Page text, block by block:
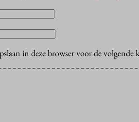
in deze browser voor de volgende